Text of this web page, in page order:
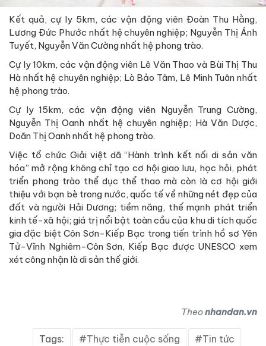
Kết quả, cự ly 5km, các vận động viên Đoàn Thu Hằng,
Lương Đức Phước nhất hệ chuyên nghiệp; Nguyễn Thị Ánh
Tuyết, Nguyễn Văn Cường nhất hệ phong trào.
Cự ly 10km, các vận động viên Lê Văn Thao và Bùi Thị Thu
Hà nhất hệ chuyên nghiệp; Lò Bảo Tâm, Lê Minh Tuân nhất
hệ phong trào.
Cự ly 15km, các vận động viên Nguyễn Trung Cường,
Nguyễn Thị Oanh nhất hệ chuyên nghiệp; Hà Văn Dược,
Doãn Thị Oanh nhất hệ phong trào.
Việc tổ chức Giải việt dã “Hành trình kết nối di sản văn
hóa” mở rộng không chỉ tạo cơ hội giao lưu, học hỏi, phát
triển phong trào thể dục thể thao mà còn là cơ hội giới
thiệu với bạn bè trong nước, quốc tế về những nét đẹp của
đất và người Hải Dương; tiềm năng, thế mạnh phát triển
kinh tế-xã hội; giá trị nổi bật toàn cầu của khu di tích quốc
gia đặc biệt Côn Sơn-Kiếp Bạc trong tiến trình hồ sơ Yên
Tử-Vĩnh Nghiêm-Côn Sơn, Kiếp Bạc được UNESCO xem
xét công nhận là di sản thế giới.
Theonhandan.vn
Tags: Thực tiễn cuộc sống Tin tức